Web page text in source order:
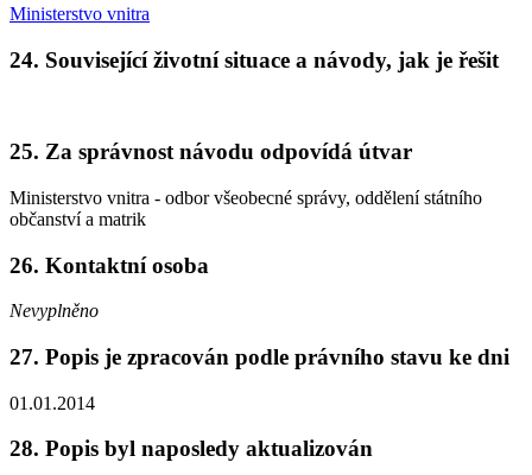
Ministerstvo vnitra
24. Související životní situace a návody, jak je řešit
25. Za správnost návodu odpovídá útvar
Ministerstvo vnitra - odbor všeobecné správy, oddělení státního
občanství a matrik
26. Kontaktní osoba
Nevyplněno
27. Popis je zpracován podle právního stavu ke dni
01.01.2014
28. Popis byl naposledy aktualizován